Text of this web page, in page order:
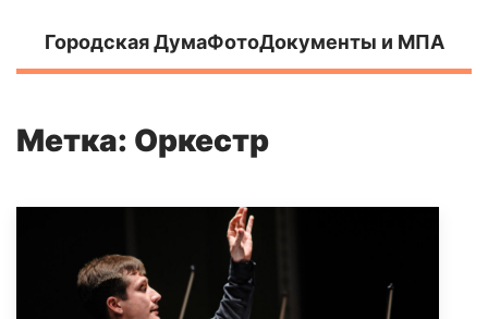
Городская ДумаФотоДокументы и МПА
Метка: Оркестр